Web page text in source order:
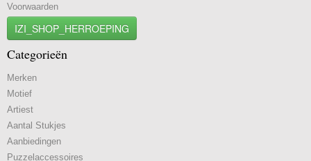
Voorwaarden
IZI_SHOP_HERROEPING
Categorieën
Merken
Motief
Artiest
Aantal Stukjes
Aanbiedingen
Puzzelaccessoires